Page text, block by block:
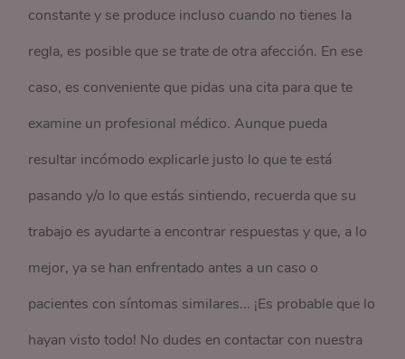
constante y se produce incluso cuando no tienes la
regla, es posible que se trate de otra afección. En ese
caso, es conveniente que pidas una cita para que te
examine un profesional médico. Aunque pueda
resultar incómodo explicarle justo lo que te está
pasando y/o lo que estás sintiendo, recuerda que su
trabajo es ayudarte a encontrar respuestas y que, a lo
mejor, ya se han enfrentado antes a un caso o
pacientes con síntomas similares... ¡Es probable que lo
hayan visto todo! No dudes en contactar con nuestra